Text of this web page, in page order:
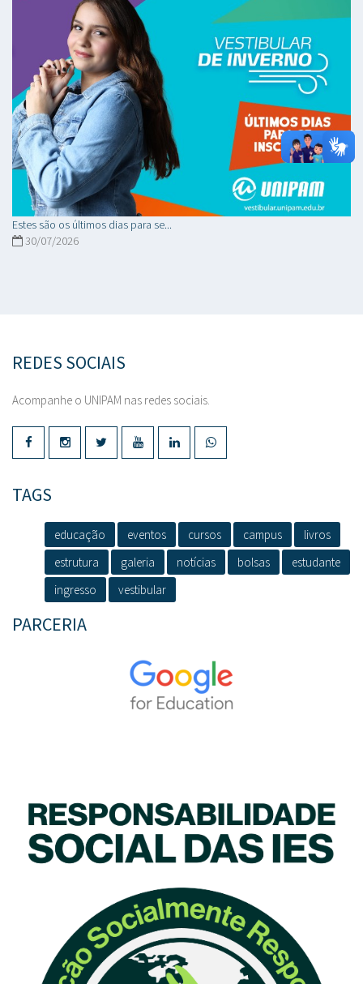
Estes são os últimos dias para se...
30/07/2026
REDES SOCIAIS
Acompanhe o UNIPAM nas redes sociais.
TAGS
educação eventos cursos campus
livros
estrutura
galeria notícias bolsas
estudante
ingresso
vestibular
PARCERIA